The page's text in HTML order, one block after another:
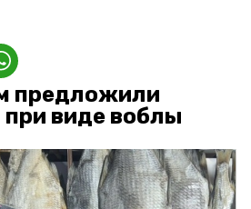
предложили
виде воблы